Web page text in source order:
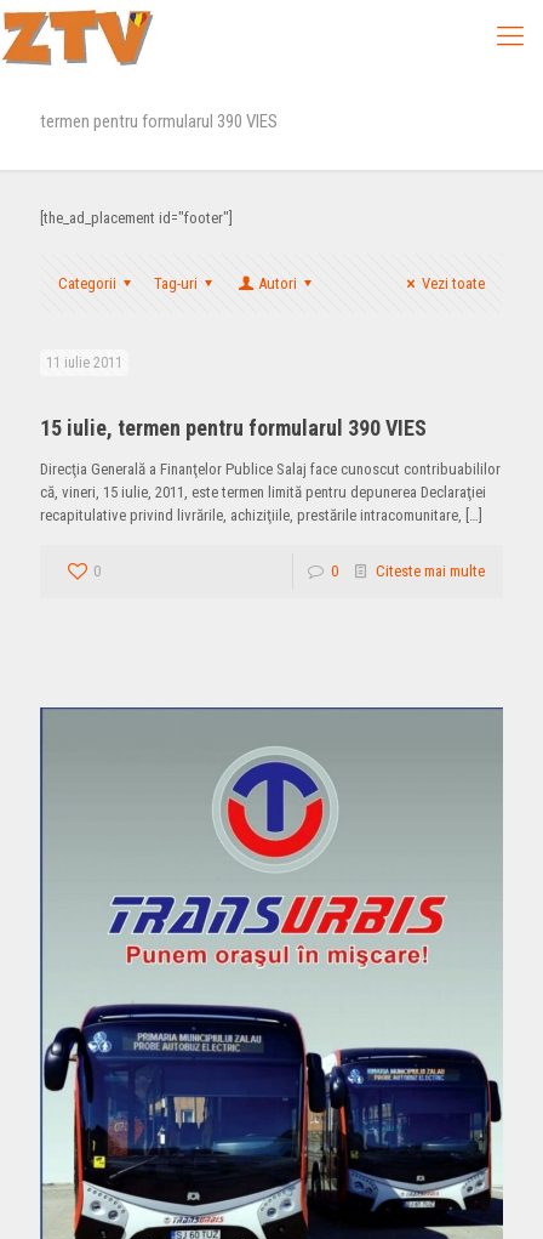
termen pentru formularul 390 VIES
[the_ad_placement id="footer"]
Categorii Tag-uri Autori Vezi toate
11 iulie 2011
15 iulie, termen pentru formularul 390 VIES
Direcţia Generală a Finanţelor Publice Salaj face cunoscut contribuabililor
că, vineri, 15 iulie, 2011, este termen limită pentru depunerea Declaraţiei
recapitulative privind livrările, achiziţiile, prestările intracomunitare, […]
0 0 Citeste mai multe